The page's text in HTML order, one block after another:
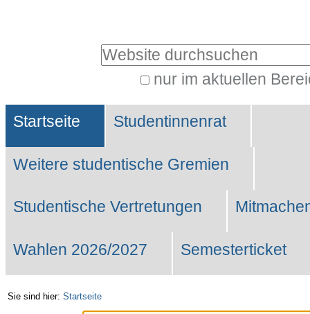
Website durchsuchen
nur im aktuellen
Suche…
Sektionen
Startseite Studentinnenrat
Weitere studentische Gremien
Studentische Vertretungen
Wahlen 2026/2027 Semesterticket
Sie sind hier: Startseite